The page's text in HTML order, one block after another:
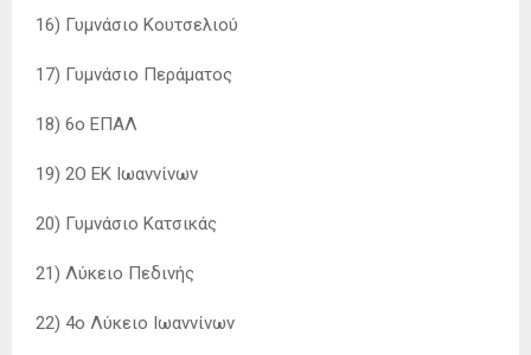
16) Γυμνάσιο Κουτσελιού
17) Γυμνάσιο Περάματος
18) 6ο ΕΠΑΛ
19) 2Ο ΕΚ Ιωαννίνων
20) Γυμνάσιο Κατσικάς
21) Λύκειο Πεδινής
22) 4ο Λύκειο Ιωαννίνων